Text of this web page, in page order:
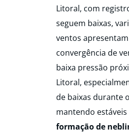
Litoral, com
seguem baixas,
ventos
convergência de
baixa pressão
Litoral,
de baixas durante
mantendo
formação de